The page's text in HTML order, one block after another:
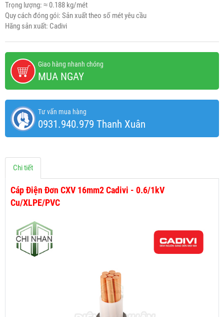
Trọng lượng: ≈ 0.188 kg/mét
Quy cách đóng gói: Sản xuất theo số mét yêu cầu
Hãng sản xuất: Cadivi
Giao hàng nhanh chóng
MUA NGAY
Tư vấn mua hàng
0931.940.979 Thanh Xuân
Chi tiết
Cáp Điện Đơn CXV 16mm2 Cadivi - 0.6/1kV
Cu/XLPE/PVC